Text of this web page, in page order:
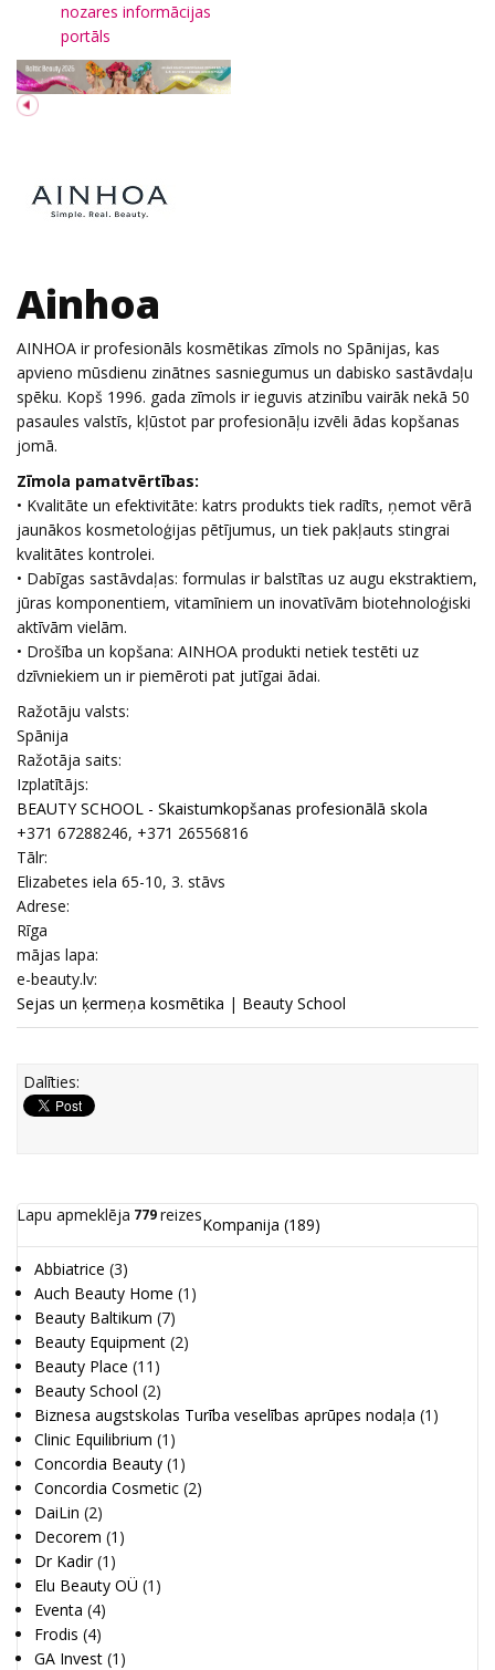
nozares informācijas
portāls
Ainhoa
AINHOA ir profesionāls kosmētikas zīmols no Spānijas, kas
apvieno mūsdienu zinātnes sasniegumus un dabisko sastāvdaļu
spēku. Kopš 1996. gada zīmols ir ieguvis atzinību vairāk nekā 50
pasaules valstīs, kļūstot par profesionāļu izvēli ādas kopšanas
jomā.
Zīmola pamatvērtības:
• Kvalitāte un efektivitāte: katrs produkts tiek radīts, ņemot vērā
jaunākos kosmetoloģijas pētījumus, un tiek pakļauts stingrai
kvalitātes kontrolei.
• Dabīgas sastāvdaļas: formulas ir balstītas uz augu ekstraktiem,
jūras komponentiem, vitamīniem un inovatīvām biotehnoloģiski
aktīvām vielām.
• Drošība un kopšana: AINHOA produkti netiek testēti uz
dzīvniekiem un ir piemēroti pat jutīgai ādai.
Ražotāju valsts:
Spānija
Ražotāja saits:
Izplatītājs:
BEAUTY SCHOOL - Skaistumkopšanas profesionālā skola
+371 67288246, +371 26556816
Tālr:
Elizabetes iela 65-10, 3. stāvs
Adrese:
Rīga
mājas lapa:
e-beauty.lv:
Sejas un ķermeņa kosmētika | Beauty School
Dalīties:
Lapu apmeklēja 779reizesKompanija (189)
Abbiatrice (3)
Auch Beauty Home (1)
Beauty Baltikum (7)
Beauty Equipment (2)
Beauty Place (11)
Beauty School (2)
Biznesa augstskolas Turība veselības aprūpes nodaļa (1)
Clinic Equilibrium (1)
Concordia Beauty (1)
Concordia Cosmetic (2)
DaiLin (2)
Decorem (1)
Dr Kadir (1)
Elu Beauty OÜ (1)
Eventa (4)
Frodis (4)
GA Invest (1)